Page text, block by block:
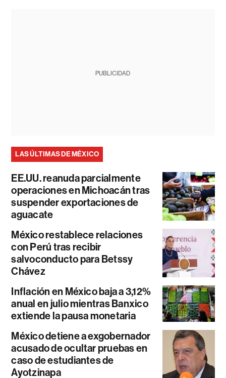
PUBLICIDAD
LAS ÚLTIMAS DE MÉXICO
EE.UU. reanuda parcialmente
operaciones en Michoacán tras
suspender exportaciones de
aguacate
México restablece relaciones
con Perú tras recibir
salvoconducto para Betssy
Chávez
Inflación en México baja a 3,12%
anual en julio mientras Banxico
extiende la pausa monetaria
México detiene a exgobernador
acusado de ocultar pruebas en
caso de estudiantes de
Ayotzinapa